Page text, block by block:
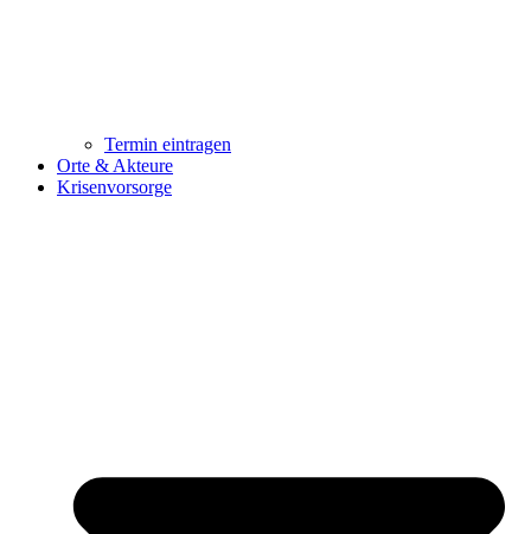
Termin eintragen
Orte & Akteure
Krisenvorsorge